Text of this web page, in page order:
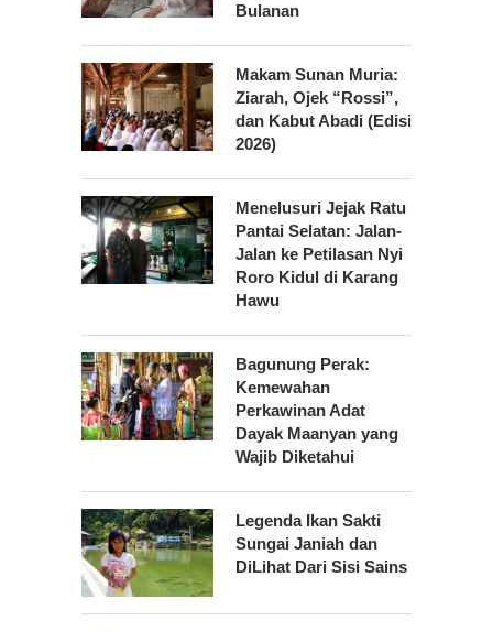
Bulanan
Makam Sunan Muria:
Ziarah, Ojek “Rossi”,
dan Kabut Abadi (Edisi
2026)
Menelusuri Jejak Ratu
Pantai Selatan: Jalan-
Jalan ke Petilasan Nyi
Roro Kidul di Karang
Hawu
Bagunung Perak:
Kemewahan
Perkawinan Adat
Dayak Maanyan yang
Wajib Diketahui
Legenda Ikan Sakti
Sungai Janiah dan
DiLihat Dari Sisi Sains